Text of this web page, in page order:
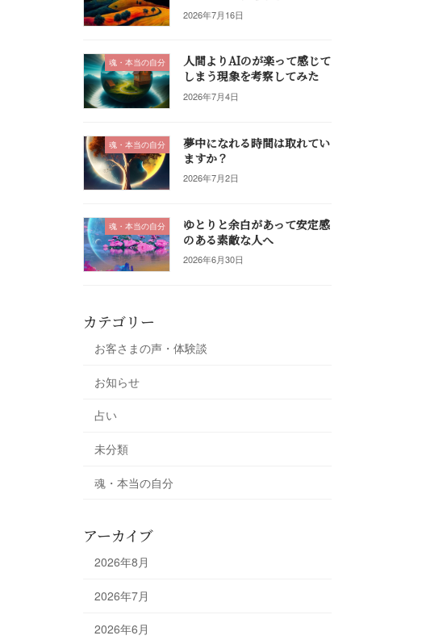
2026年7月16日
魂・本当の自分
人間よりAIのが楽って感じて
しまう現象を考察してみた
2026年7月4日
魂・本当の自分
夢中になれる時間は取れてい
ますか？
2026年7月2日
魂・本当の自分
ゆとりと余白があって安定感
のある素敵な人へ
2026年6月30日
カテゴリー
お客さまの声・体験談
お知らせ
占い
未分類
魂・本当の自分
アーカイブ
2026年8月
2026年7月
2026年6月